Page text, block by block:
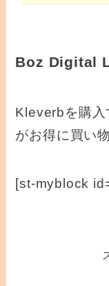
Boz Digital
Kleverbを購入
がお得に買い
[st-myblock